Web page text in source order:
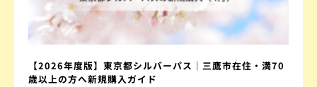
【2026年度版】東京都シルバーパス｜三鷹市在住・満70
歳以上の方へ新規購入ガイド